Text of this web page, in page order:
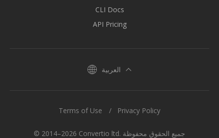
CLI Docs
API Pricing
العربية
© 2014–2026 Convertio ltd. جميع الحقوق محفوظة
Terms of Use Privacy Policy